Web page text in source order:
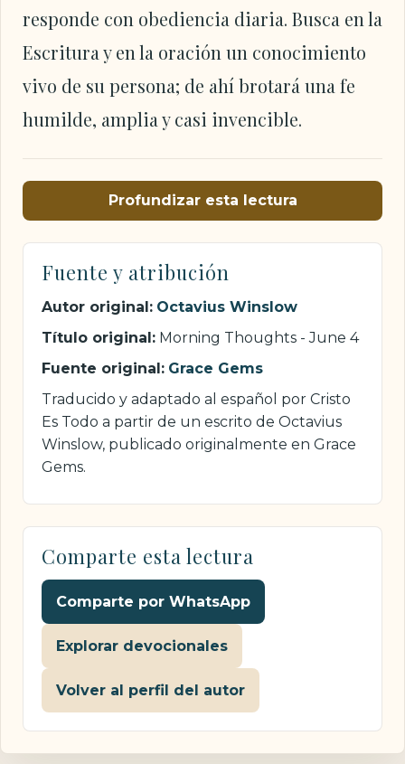
responde con obediencia diaria. Busca en la
Escritura y en la oración un conocimiento
vivo de su persona; de ahí brotará una fe
humilde, amplia y casi invencible.
Profundizar esta lectura
Fuente y atribución
Autor original: Octavius Winslow
Título original: Morning Thoughts - June 4
Fuente original: Grace Gems
Traducido y adaptado al español por Cristo
Es Todo a partir de un escrito de Octavius
Winslow, publicado originalmente en Grace
Gems.
Comparte esta lectura
Comparte por WhatsApp
Explorar devocionales
Volver al perfil del autor